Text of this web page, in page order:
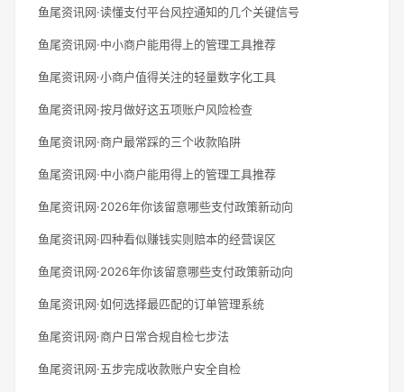
鱼尾资讯网·读懂支付平台风控通知的几个关键信号
鱼尾资讯网·中小商户能用得上的管理工具推荐
鱼尾资讯网·小商户值得关注的轻量数字化工具
鱼尾资讯网·按月做好这五项账户风险检查
鱼尾资讯网·商户最常踩的三个收款陷阱
鱼尾资讯网·中小商户能用得上的管理工具推荐
鱼尾资讯网·2026年你该留意哪些支付政策新动向
鱼尾资讯网·四种看似赚钱实则赔本的经营误区
鱼尾资讯网·2026年你该留意哪些支付政策新动向
鱼尾资讯网·如何选择最匹配的订单管理系统
鱼尾资讯网·商户日常合规自检七步法
鱼尾资讯网·五步完成收款账户安全自检